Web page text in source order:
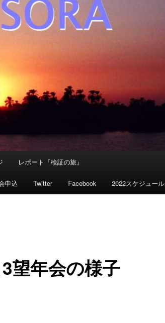
レポート『検証の旅』
申込 Twitter Facebook 2022スケジュール
望年会の様子